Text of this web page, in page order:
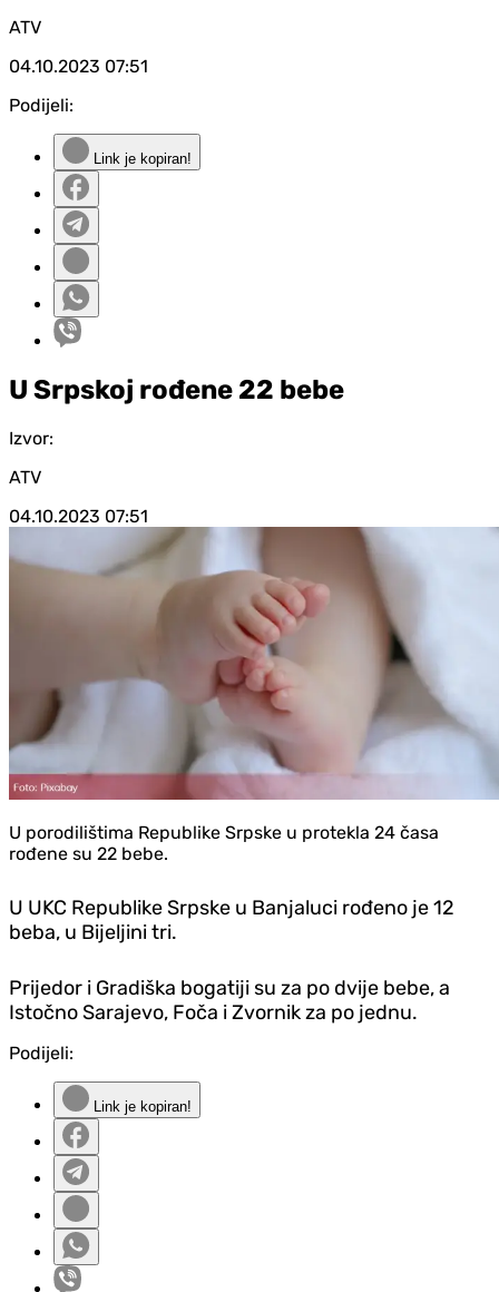
ATV
04.10.2023 07:51
Podijeli:
Link je kopiran!
U Srpskoj rođene 22 bebe
Izvor:
ATV
04.10.2023 07:51
U porodilištima Republike Srpske u protekla 24 časa
rođene su 22 bebe.
U UKC Republike Srpske u Banjaluci rođeno je 12
beba, u Bijeljini tri.
Prijedor i Gradiška bogatiji su za po dvije bebe, a
Istočno Sarajevo, Foča i Zvornik za po jednu.
Podijeli:
Link je kopiran!